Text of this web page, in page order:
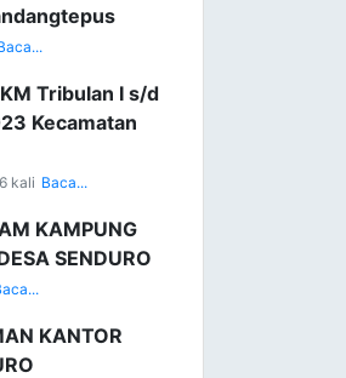
Tribulan I s/d
Kecamatan
kali Baca...
KAMPUNG
SENDURO
KANTOR